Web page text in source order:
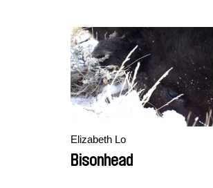
Elizabeth Lo
Bisonhead